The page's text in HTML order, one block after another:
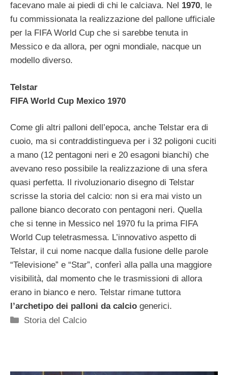
facevano male ai piedi di chi le calciava. Nel 1970, le
fu commissionata la realizzazione del pallone ufficiale
per la FIFA World Cup che si sarebbe tenuta in
Messico e da allora, per ogni mondiale, nacque un
modello diverso.
Telstar
FIFA World Cup Mexico 1970
Come gli altri palloni dell’epoca, anche Telstar era di
cuoio, ma si contraddistingueva per i 32 poligoni cuciti
a mano (12 pentagoni neri e 20 esagoni bianchi) che
avevano reso possibile la realizzazione di una sfera
quasi perfetta. Il rivoluzionario disegno di Telstar
scrisse la storia del calcio: non si era mai visto un
pallone bianco decorato con pentagoni neri. Quella
che si tenne in Messico nel 1970 fu la prima FIFA
World Cup teletrasmessa. L’innovativo aspetto di
Telstar, il cui nome nacque dalla fusione delle parole
“Televisione” e “Star”, conferì alla palla una maggiore
visibilità, dal momento che le trasmissioni di allora
erano in bianco e nero. Telstar rimane tuttora
l’archetipo dei palloni da calcio generici.
Categorie
Storia del Calcio